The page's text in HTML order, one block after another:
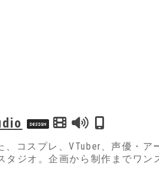
コスプレ、VTuber、声優・
タジオ。企画から制作までワ